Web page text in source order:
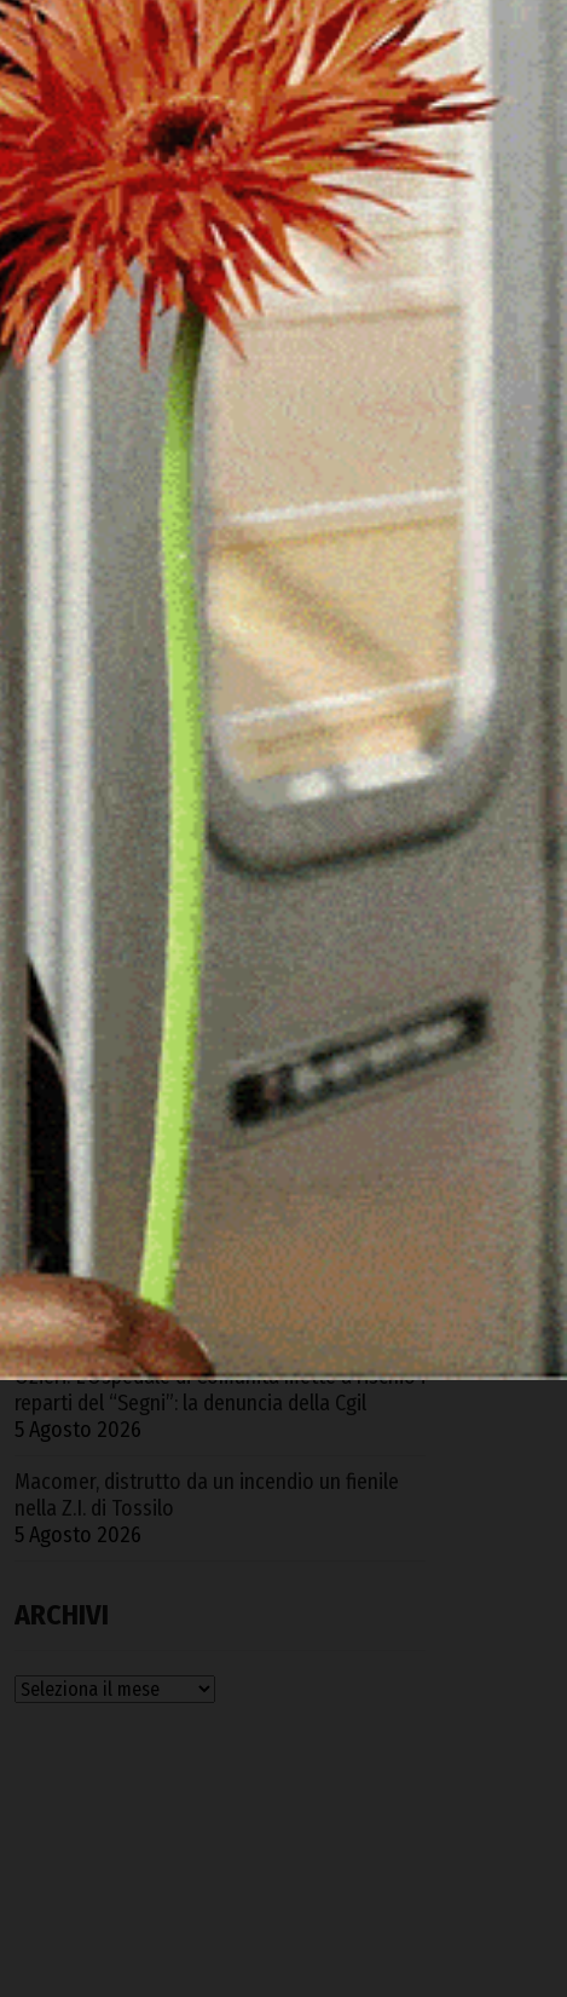
ARTICOLI RECENTI
Caldo persistente, Cia Sardegna chiede la
dichiarazione dello stato di calamità naturale
6 Agosto 2026
L’Unione dei Comuni del Coros dà il via al
progetto “Coros includidos”
6 Agosto 2026
Monti, al museo “Pirisinu” la mostra pittorica
di Marta Sanna
6 Agosto 2026
Ozieri. L’Ospedale di Comunità mette a rischio i
reparti del “Segni”: la denuncia della Cgil
5 Agosto 2026
Macomer, distrutto da un incendio un fienile
nella Z.I. di Tossilo
5 Agosto 2026
ARCHIVI
Archivi